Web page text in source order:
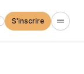
S'inscrire